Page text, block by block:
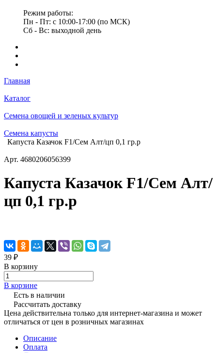
Режим работы:
Пн - Пт: с 10:00-17:00 (по МСК)
Сб - Вс: выходной день
Главная
Каталог
Семена овощей и зеленых культур
Семена капусты
Капуста Казачок F1/Сем Алт/цп 0,1 гр.р
Арт. 4680206056399
Капуста Казачок F1/Сем Алт/
цп 0,1 гр.р
39 ₽
В корзину
В корзине
Есть в наличии
Рассчитать доставку
Цена действительна только для интернет-магазина и может
отличаться от цен в розничных магазинах
Описание
Оплата